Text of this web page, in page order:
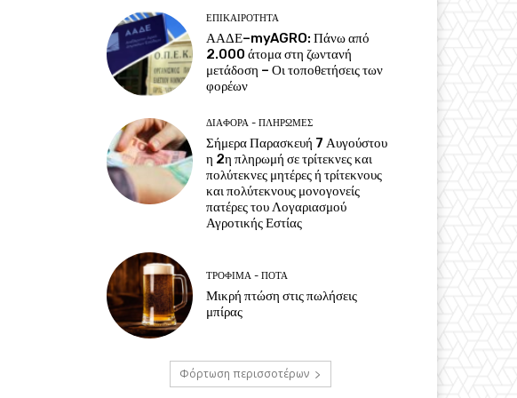
ΕΠΙΚΑΙΡΌΤΗΤΑ
ΑΑΔΕ–myAGRO: Πάνω από
2.000 άτομα στη ζωντανή
μετάδοση – Οι τοποθετήσεις των
φορέων
ΔΙΆΦΟΡΑ - ΠΛΗΡΩΜΈΣ
Σήμερα Παρασκευή 7 Αυγούστου
η 2η πληρωμή σε τρίτεκνες και
πολύτεκνες μητέρες ή τρίτεκνους
και πολύτεκνους μονογονείς
πατέρες του Λογαριασμού
Αγροτικής Εστίας
ΤΡΌΦΙΜΑ - ΠΟΤΆ
Μικρή πτώση στις πωλήσεις
μπίρας
Φόρτωση περισσοτέρων